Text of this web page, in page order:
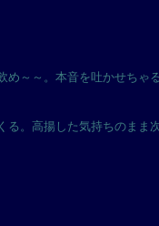
め～～。本音を吐かせちゃる
。高揚した気持ちのまま